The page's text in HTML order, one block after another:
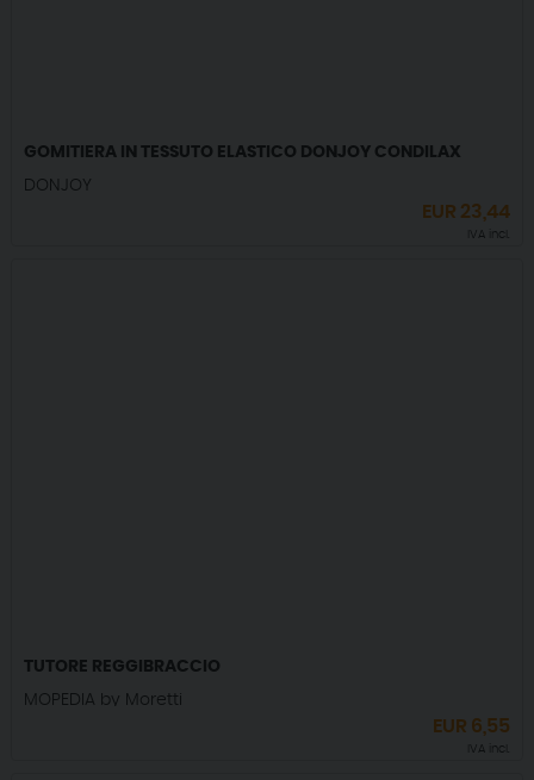
GOMITIERA IN TESSUTO ELASTICO DONJOY CONDILAX
DONJOY
EUR 23,44
IVA incl.
TUTORE REGGIBRACCIO
MOPEDIA by Moretti
EUR 6,55
IVA incl.